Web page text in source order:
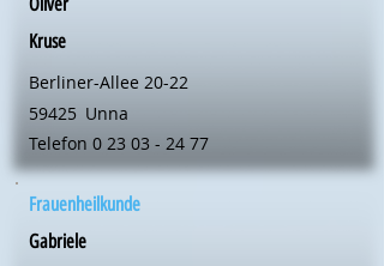
Kruse
Berliner-Allee 20-22
59425 Unna
Telefon 0 23 03 - 24 77
Frauenheilkunde
Gabriele